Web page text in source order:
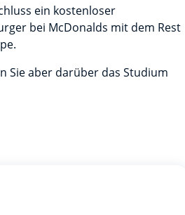
ein kostenloser
bei McDonalds mit dem Rest
Sie aber darüber das Studium